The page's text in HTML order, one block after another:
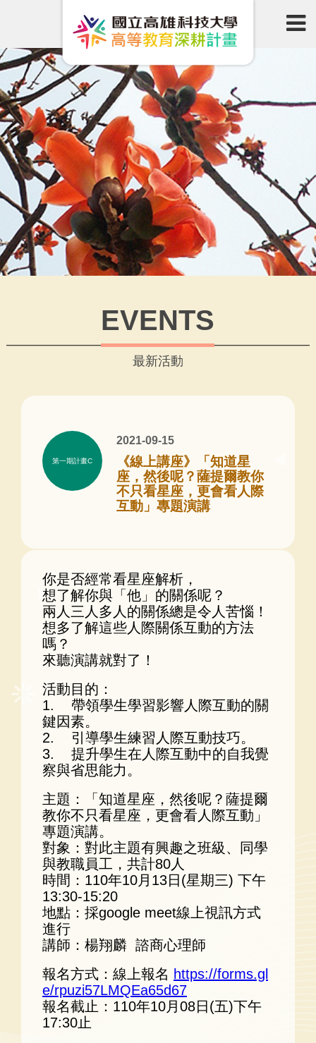
EVENTS
最新活動
第一期計畫C
2021-09-15
《線上講座》「知道星
座，然後呢？薩提爾教你
不只看星座，更會看人際
互動」專題演講
你是否經常看星座解析，
想了解你與「他」的關係呢？
兩人三人多人的關係總是令人苦惱！
想多了解這些人際關係互動的方法
嗎？
來聽演講就對了！
活動目的：
1. 帶領學生學習影響人際互動的關
鍵因素。
2. 引導學生練習人際互動技巧。
3. 提升學生在人際互動中的自我覺
察與省思能力。
主題：「知道星座，然後呢？薩提爾
教你不只看星座，更會看人際互動」
專題演講。
對象：對此主題有興趣之班級、同學
與教職員工，共計80人
時間：110年10月13日(星期三) 下午
13:30-15:20
地點：採google meet線上視訊方式
進行
講師：楊翔麟 諮商心理師
報名方式：線上報名 https://forms.gl
e/rpuzi57LMQEa65d67
報名截止：110年10月08日(五)下午
17:30止